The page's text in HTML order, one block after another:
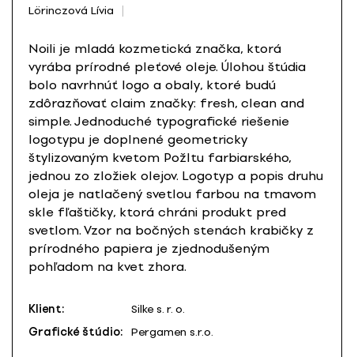
Lörinczová Lívia
Noili je mladá kozmetická značka, ktorá
vyrába prírodné pleťové oleje. Úlohou štúdia
bolo navrhnúť logo a obaly, ktoré budú
zdôrazňovať claim značky: fresh, clean and
simple. Jednoduché typografické riešenie
logotypu je doplnené geometricky
štylizovaným kvetom Požltu farbiarského,
jednou zo zložiek olejov. Logotyp a popis druhu
oleja je natlačený svetlou farbou na tmavom
skle fľaštičky, ktorá chráni produkt pred
svetlom. Vzor na bočných stenách krabičky z
prírodného papiera je zjednodušeným
pohľadom na kvet zhora.
Klient:
Silke s. r. o.
Grafické štúdio:
Pergamen s.r.o.